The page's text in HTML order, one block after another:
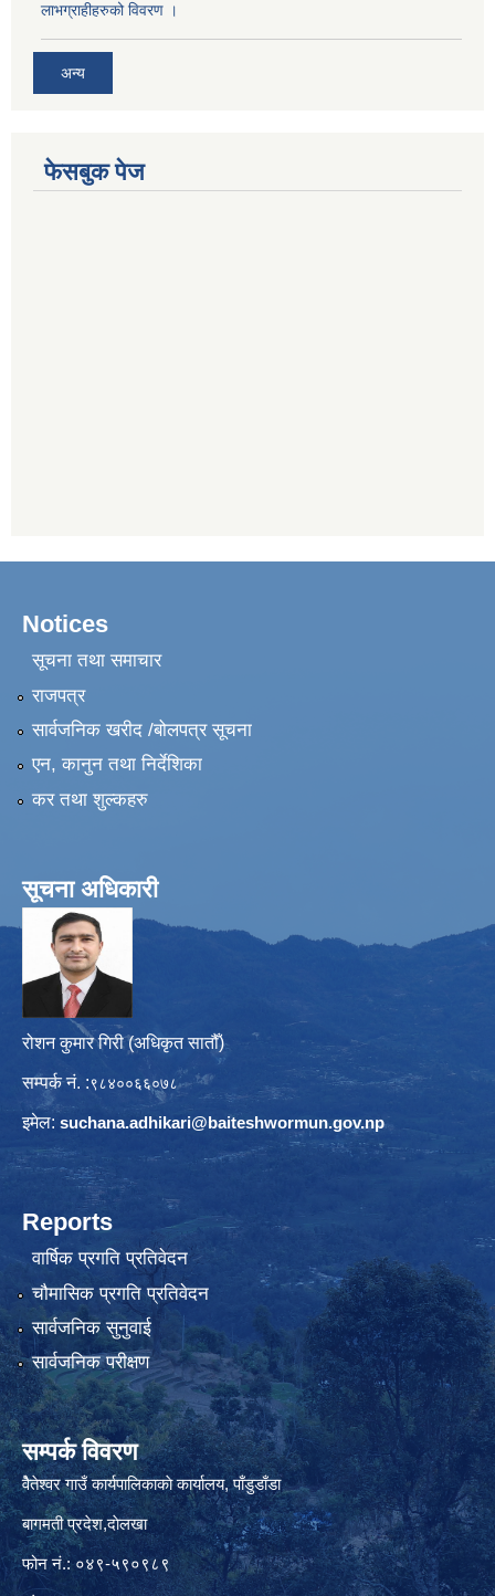
लाभग्राहीहरुको विवरण ।
अन्य
फेसबुक पेज
Notices
सूचना तथा समाचार
राजपत्र
सार्वजनिक खरीद /बोलपत्र सूचना
एन, कानुन तथा निर्देशिका
कर तथा शुल्कहरु
सूचना अधिकारी
रोशन कुमार गिरी (अधिकृत सातौँ)
सम्पर्क नं. :९८४००६६०७८
इमेल: suchana.adhikari@baiteshwormun.gov.np
Reports
वार्षिक प्रगति प्रतिवेदन
चौमासिक प्रगति प्रतिवेदन
सार्वजनिक सुनुवाई
सार्वजनिक परीक्षण
सम्पर्क विवरण
वैेतेश्वर गाउँ कार्यपालिकाकाे कार्यालय, पाँडुडाँडा
बागमती‌ प्रदेश,दाेलखा
फोन नं.: ०४९-५९०९८९